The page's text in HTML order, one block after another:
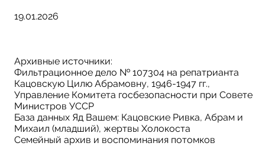
19.01.2026
Архивные источники:
Фильтрационное дело № 107304 на репатрианта
Кацовскую Цилю Абрамовну, 1946-1947 гг.,
Управление Комитета госбезопасности при Совете
Министров УССР
База данных Яд Вашем: Кацовские Ривка, Абрам и
Михаил (младший), жертвы Холокоста
Семейный архив и воспоминания потомков